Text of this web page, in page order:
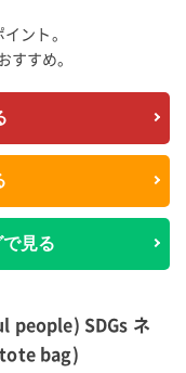
ント。
すめ。
見る
people) SDGs ネ
bag)